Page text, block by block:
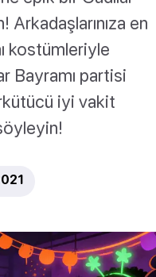
Arkadaşlarınıza en
kostümleriyle
Bayramı partisi
iyi vakit